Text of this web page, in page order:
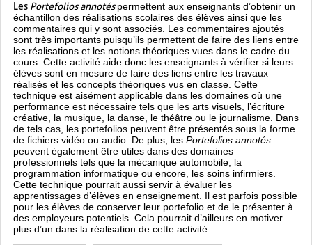
Les Portefolios annotés permettent aux enseignants d’obtenir un
échantillon des réalisations scolaires des élèves ainsi que les
commentaires qui y sont associés. Les commentaires ajoutés
sont très importants puisqu’ils permettent de faire des liens entre
les réalisations et les notions théoriques vues dans le cadre du
cours. Cette activité aide donc les enseignants à vérifier si leurs
élèves sont en mesure de faire des liens entre les travaux
réalisés et les concepts théoriques vus en classe. Cette
technique est aisément applicable dans les domaines où une
performance est nécessaire tels que les arts visuels, l’écriture
créative, la musique, la danse, le théâtre ou le journalisme. Dans
de tels cas, les portefolios peuvent être présentés sous la forme
de fichiers vidéo ou audio. De plus, les Portefolios annotés
peuvent également être utiles dans des domaines
professionnels tels que la mécanique automobile, la
programmation informatique ou encore, les soins infirmiers.
Cette technique pourrait aussi servir à évaluer les
apprentissages d’élèves en enseignement. Il est parfois possible
pour les élèves de conserver leur portefolio et de le présenter à
des employeurs potentiels. Cela pourrait d’ailleurs en motiver
plus d’un dans la réalisation de cette activité.